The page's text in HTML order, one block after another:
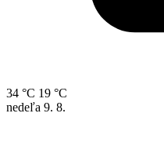
34 °C 19 °C
nedeľa 9. 8.